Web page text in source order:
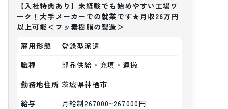
【入社特典あり】未経験でも始めやすい工場ワ
ーク！大手メーカーでの就業です★月収26万円
以上可能＜フッ素樹脂の製造＞
雇用形態
登録型派遣
職種
部品供給・充填・運搬
勤務地住所 茨城県神栖市
給与
月給制267000~267000円